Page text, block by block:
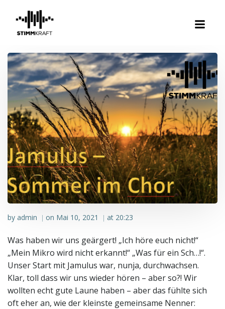
by admin | on Mai 10, 2021 | at 20:23
Was haben wir uns geärgert! „Ich höre euch nicht!“
„Mein Mikro wird nicht erkannt!“ „Was für ein Sch…!“.
Unser Start mit Jamulus war, nunja, durchwachsen.
Klar, toll dass wir uns wieder hören – aber so?! Wir
wollten echt gute Laune haben – aber das fühlte sich
oft eher an, wie der kleinste gemeinsame Nenner: